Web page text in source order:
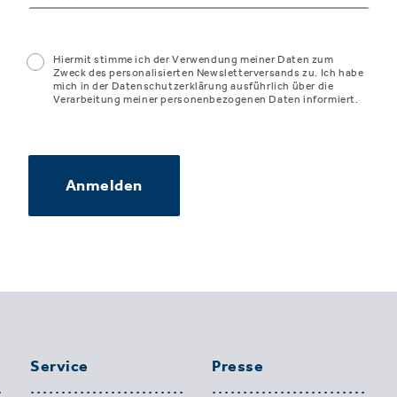
Hiermit stimme ich der Verwendung meiner Daten zum
Zweck des personalisierten Newsletterversands zu. Ich habe
mich in der Datenschutzerklärung ausführlich über die
Verarbeitung meiner personenbezogenen Daten informiert.
Anmelden
Service Presse